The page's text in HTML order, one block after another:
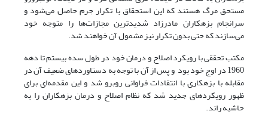
مستحق مرگ هستند که این استحقاق با تکرار جرم حاصل می‌شود و
سرانجام بزهکاران مادرزاد شدیدترین مجازات‌ها را متوجه خود
می‌سازند که حتی بدون تکرار نیز مشمول آن خواهند شد.
مکتب تحققی با رویکرد اصلاح و درمان خود در طول سده بیستم تا دهه
1960 در اوج خود بود و پس از آن با توجه به دستاوردهای ضعیف آن در
مقابله با بزهکاری با انتقادات فراوانی روبرو شد و این مقدمه‌ای برای
ظهور رویکردهای جدید شد که نظام اصلاح و درمان بزهکاران را به
حاشیه راند.